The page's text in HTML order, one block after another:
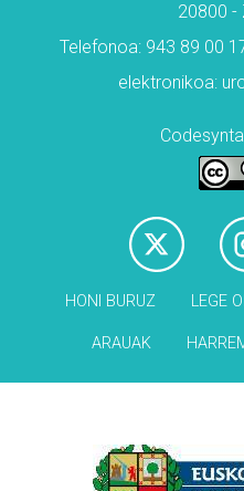
20800 -
Telefonoa: 943 89 00
elektronikoa:
HONI BURUZ LEGE
ARAUAK